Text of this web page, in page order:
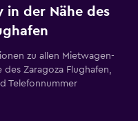
in der Nähe des
zu allen Mietwagen-
Zaragoza Flughafen,
Telefonnummer